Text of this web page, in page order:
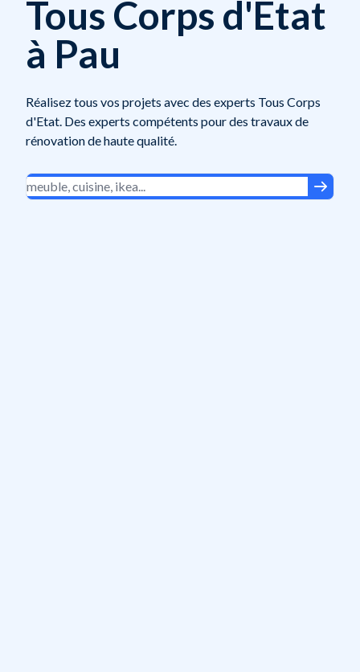
Tous Corps d'État
à Pau
Réalisez tous vos projets avec des experts Tous Corps
d'Etat. Des experts compétents pour des travaux de
rénovation de haute qualité.